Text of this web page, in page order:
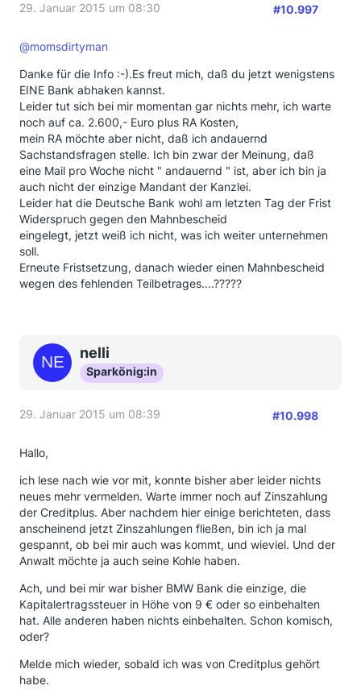
29. Januar 2015 um 08:30 #10.997
@momsdirtyman
Danke für die Info :-).Es freut mich, daß du jetzt wenigstens
EINE Bank abhaken kannst.
Leider tut sich bei mir momentan gar nichts mehr, ich warte
noch auf ca. 2.600,- Euro plus RA Kosten,
mein RA möchte aber nicht, daß ich andauernd
Sachstandsfragen stelle. Ich bin zwar der Meinung, daß
eine Mail pro Woche nicht " andauernd " ist, aber ich bin ja
auch nicht der einzige Mandant der Kanzlei.
Leider hat die Deutsche Bank wohl am letzten Tag der Frist
Widerspruch gegen den Mahnbescheid
eingelegt, jetzt weiß ich nicht, was ich weiter unternehmen
soll.
Erneute Fristsetzung, danach wieder einen Mahnbescheid
wegen des fehlenden Teilbetrages....?????
nelli
Sparkönig:in
29. Januar 2015 um 08:39 #10.998
Hallo,
ich lese nach wie vor mit, konnte bisher aber leider nichts
neues mehr vermelden. Warte immer noch auf Zinszahlung
der Creditplus. Aber nachdem hier einige berichteten, dass
anscheinend jetzt Zinszahlungen fließen, bin ich ja mal
gespannt, ob bei mir auch was kommt, und wieviel. Und der
Anwalt möchte ja auch seine Kohle haben.
Ach, und bei mir war bisher BMW Bank die einzige, die
Kapitalertragssteuer in Höhe von 9 € oder so einbehalten
hat. Alle anderen haben nichts einbehalten. Schon komisch,
oder?
Melde mich wieder, sobald ich was von Creditplus gehört
habe.